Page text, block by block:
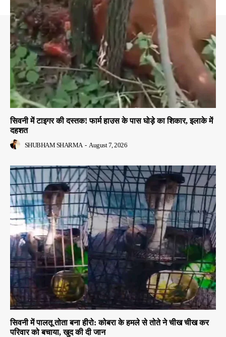
सिवनी में टाइगर की दस्तक! फार्म हाउस के पास घोड़े का शिकार, इलाके में
दहशत
SHUBHAM SHARMA - August 7, 2026
सिवनी में पालतू तोता बना हीरो: कोबरा के हमले से तोते ने चीख चीख कर
परिवार को बचाया, खुद की दी जान